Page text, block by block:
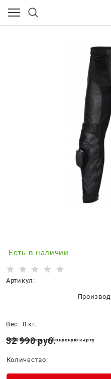
Есть в наличии
Артикул:
Вес: 0 кг.
32 990 руб.
+330 бонусов на бонусную карту
Количество: